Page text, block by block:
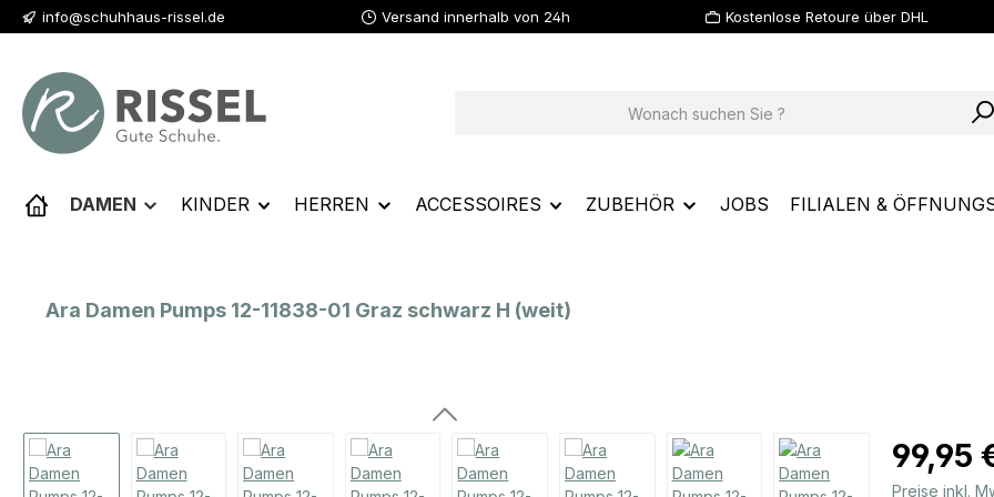
Hauptinhalt springen
Zur Suche springen
Zur Hauptnavigation springen
info@schuhhaus-rissel.de Versand innerhalb von 24h Kostenlose Retoure über DHL
DAMEN KINDER HERREN ACCESSOIRES ZUBEHÖR JOBS FILIALEN &
Ara Damen Pumps 12-11838-01 Graz schwarz H (weit)
Bildergalerie überspringen Regulärer
99,95
Preise inkl.